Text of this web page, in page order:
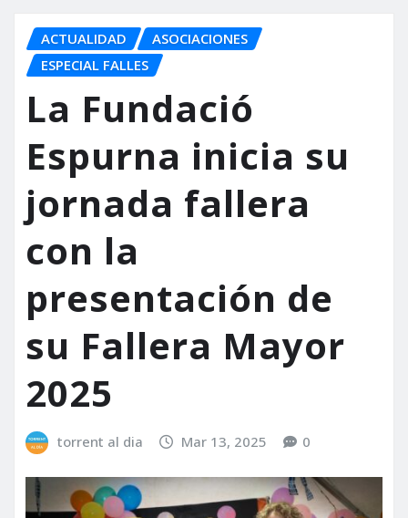
ACTUALIDAD
ASOCIACIONES
ESPECIAL FALLES
La Fundació
Espurna inicia su
jornada fallera
con la
presentación de
su Fallera Mayor
2025
torrent al dia Mar 13, 2025 0